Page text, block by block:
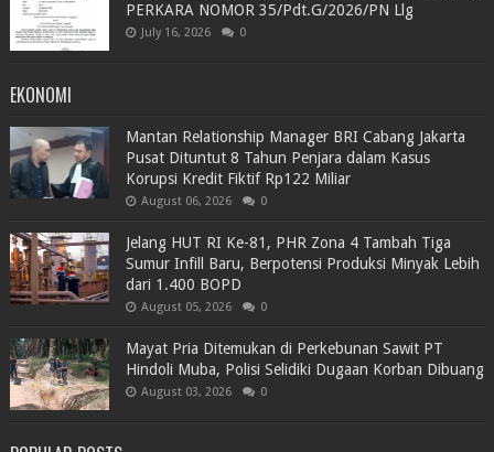
PERKARA NOMOR 35/Pdt.G/2026/PN Llg
July 16, 2026 0
EKONOMI
Mantan Relationship Manager BRI Cabang Jakarta
Pusat Dituntut 8 Tahun Penjara dalam Kasus
Korupsi Kredit Fiktif Rp122 Miliar
August 06, 2026 0
Jelang HUT RI Ke-81, PHR Zona 4 Tambah Tiga
Sumur Infill Baru, Berpotensi Produksi Minyak Lebih
dari 1.400 BOPD
August 05, 2026 0
Mayat Pria Ditemukan di Perkebunan Sawit PT
Hindoli Muba, Polisi Selidiki Dugaan Korban Dibuang
August 03, 2026 0